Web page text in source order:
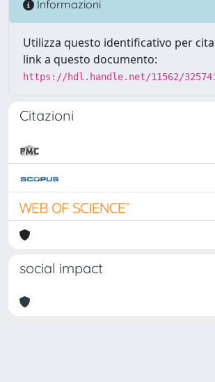
Informazioni
Utilizza questo identificativo per
link a questo documento:
https://hdl.handle.net/11562/
Citazioni
social impact